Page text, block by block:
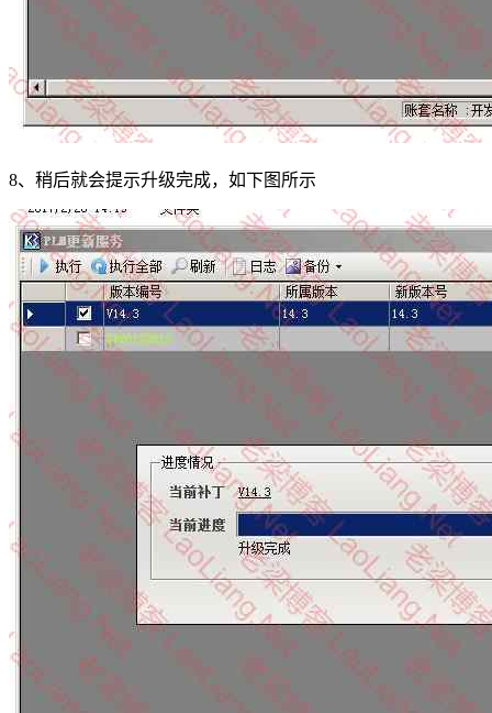
8、稍后就会提示升级完成，如下图所示